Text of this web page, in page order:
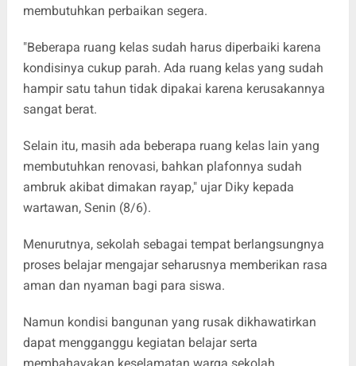
membutuhkan perbaikan segera.
"Beberapa ruang kelas sudah harus diperbaiki karena
kondisinya cukup parah. Ada ruang kelas yang sudah
hampir satu tahun tidak dipakai karena kerusakannya
sangat berat.
Selain itu, masih ada beberapa ruang kelas lain yang
membutuhkan renovasi, bahkan plafonnya sudah
ambruk akibat dimakan rayap," ujar Diky kepada
wartawan, Senin (8/6).
Menurutnya, sekolah sebagai tempat berlangsungnya
proses belajar mengajar seharusnya memberikan rasa
aman dan nyaman bagi para siswa.
Namun kondisi bangunan yang rusak dikhawatirkan
dapat mengganggu kegiatan belajar serta